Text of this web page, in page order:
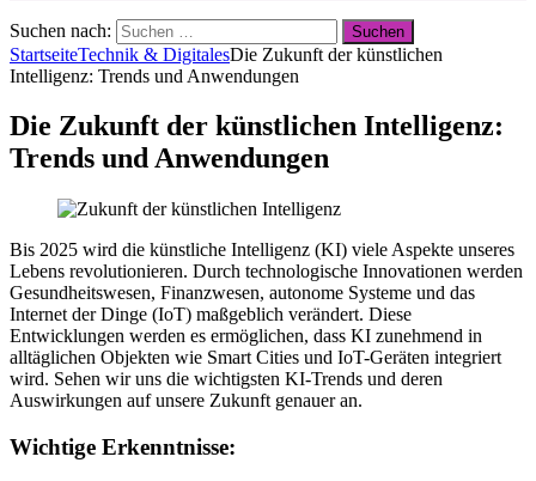
Suchen nach:
StartseiteTechnik & DigitalesDie Zukunft der künstlichen
Intelligenz: Trends und Anwendungen
Die Zukunft der künstlichen Intelligenz:
Trends und Anwendungen
Bis 2025 wird die künstliche Intelligenz (KI) viele Aspekte unseres
Lebens revolutionieren. Durch technologische Innovationen werden
Gesundheitswesen, Finanzwesen, autonome Systeme und das
Internet der Dinge (IoT) maßgeblich verändert. Diese
Entwicklungen werden es ermöglichen, dass KI zunehmend in
alltäglichen Objekten wie Smart Cities und IoT-Geräten integriert
wird. Sehen wir uns die wichtigsten KI-Trends und deren
Auswirkungen auf unsere Zukunft genauer an.
Wichtige Erkenntnisse: